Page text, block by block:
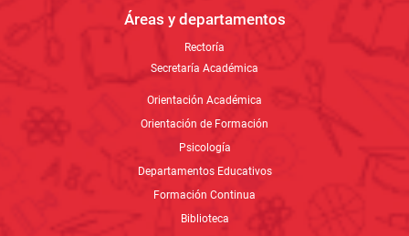
Orientación Académica
Departamentos Educativos
Formación Continua
Biblioteca
Egresados
Anuarios